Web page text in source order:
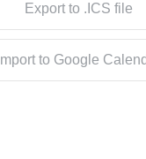
Export to .ICS file
Import to Google